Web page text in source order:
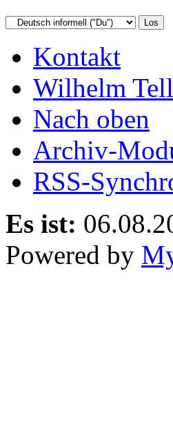
Kontakt
Wilhelm
Nach oben
Archiv-
RSS-
Es ist:
Powered by